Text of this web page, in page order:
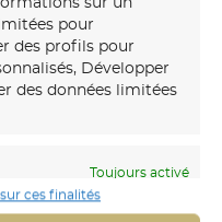
sur un
pour
des profils pour
Développer
des données limitées
Toujours activé
ces finalités
transforme vos
peints sur-mesure,
mail